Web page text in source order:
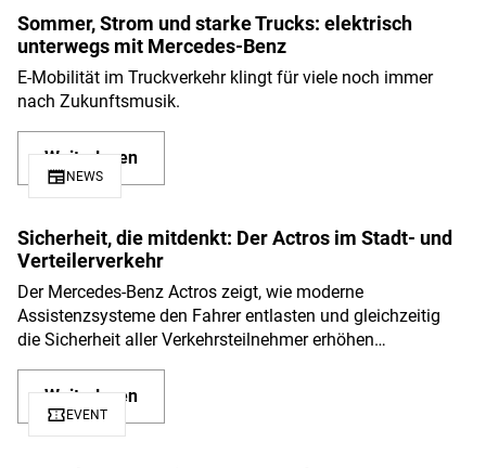
Sommer, Strom und starke Trucks: elektrisch
unterwegs mit Mercedes-Benz
E-Mobilität im Truckverkehr klingt für viele noch immer
Weiterlesen
newspaperNEWS
Sicherheit, die mitdenkt: Der Actros im Stadt- und
Verteilerverkehr
Der Mercedes-Benz Actros zeigt, wie moderne
Assistenzsysteme den Fahrer entlasten und gleichzeitig
Weiterlesen
confirmation_numberEVENT